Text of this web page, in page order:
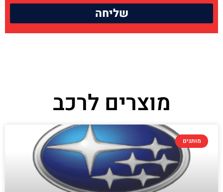
שליחה
מוצרים לרכב
מותגים